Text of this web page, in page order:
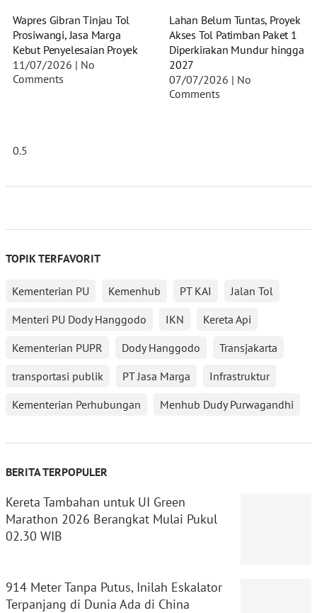
Wapres Gibran Tinjau Tol
Prosiwangi, Jasa Marga
Kebut Penyelesaian Proyek
11/07/2026
No
Comments
Lahan Belum Tuntas, Proyek
Akses Tol Patimban Paket 1
Diperkirakan Mundur hingga
2027
07/07/2026
No
Comments
TOPIK TERFAVORIT
Kementerian PU Kemenhub PT KAI
Jalan Tol
Menteri PU Dody Hanggodo
IKN
Kereta Api
Kementerian PUPR
Dody Hanggodo
Transjakarta
transportasi publik
PT Jasa Marga
Infrastruktur
Kementerian Perhubungan
Menhub Dudy Purwagandhi
BERITA TERPOPULER
Kereta Tambahan untuk UI Green
Marathon 2026 Berangkat Mulai Pukul
02.30 WIB
914 Meter Tanpa Putus, Inilah Eskalator
Terpanjang di Dunia Ada di China